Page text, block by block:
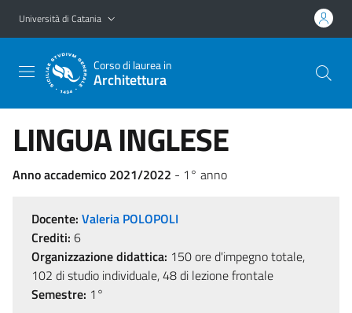
Vai al contenuto principale
Vai al menu di navigazione
Università di Catania
Corso di laurea in
Architettura
LINGUA INGLESE
Anno accademico 2021/2022 - 1° anno
Docente: Valeria POLOPOLI
Crediti: 6
Organizzazione didattica: 150 ore d'impegno totale,
102 di studio individuale, 48 di lezione frontale
Semestre: 1°